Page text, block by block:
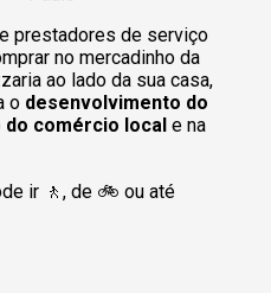
prestadores de serviço
no mercadinho da
ao lado da sua casa,
o desenvolvimento do
do comércio local e na
ir 🚶‍, de 🚲 ou até